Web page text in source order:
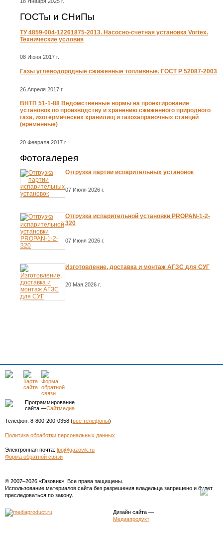
ГОСТы и СНиПы
ТУ 4859-004-12261875-2013. Насосно-счетная установка Vortex.
Технические условия
08 Июня 2017 г.
Газы углеводородные сжиженные топливные. ГОСТ Р 52087-2003
26 Апреля 2017 г.
ВНТП 51-1-88 Ведомственные нормы на проектирование
установок по производству и хранению сжиженного природного
газа, изотермических хранилищ и газозаправочных станций
(временные)
20 Февраля 2017 г.
Фотогалерея
Отгрузка партии испарительных установок
07 Июля 2026 г.
Отгрузка испарительной установки PROPAN-1-2-
320
07 Июня 2026 г.
Изготовление, доставка и монтаж АГЗС для СУГ
20 Мая 2026 г.
Программирование
сайта —Сайтмедиа
Телефон: 8-800-200-0358 (все телефоны)
Политика обработки персональных данных
Электронная почта: lpg@gazovik.ru
Форма обратной связи
© 2007–2026 «Газовик». Все права защищены.
Использование материалов сайта без разрешения владельца запрещено и будет
преследоваться по закону.
Дизайн сайта—
Медиапродукт